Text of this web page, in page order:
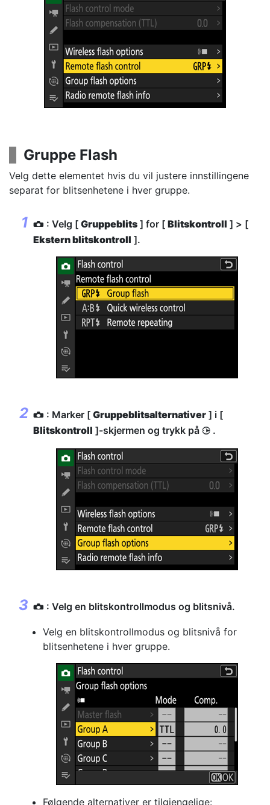
Gruppe Flash
Velg dette elementet hvis du vil justere innstillingene
separat for blitsenhetene i hver gruppe.
C : Velg [ Gruppeblits ] for [ Blitskontroll ] > [
Ekstern blitskontroll ].
C : Marker [ Gruppeblitsalternativer ] i [
Blitskontroll ]-skjermen og trykk på 2 .
C : Velg en blitskontrollmodus og blitsnivå.
Velg en blitskontrollmodus og blitsnivå for
blitsenhetene i hver gruppe.
Følgende alternativer er tilgjengelige: